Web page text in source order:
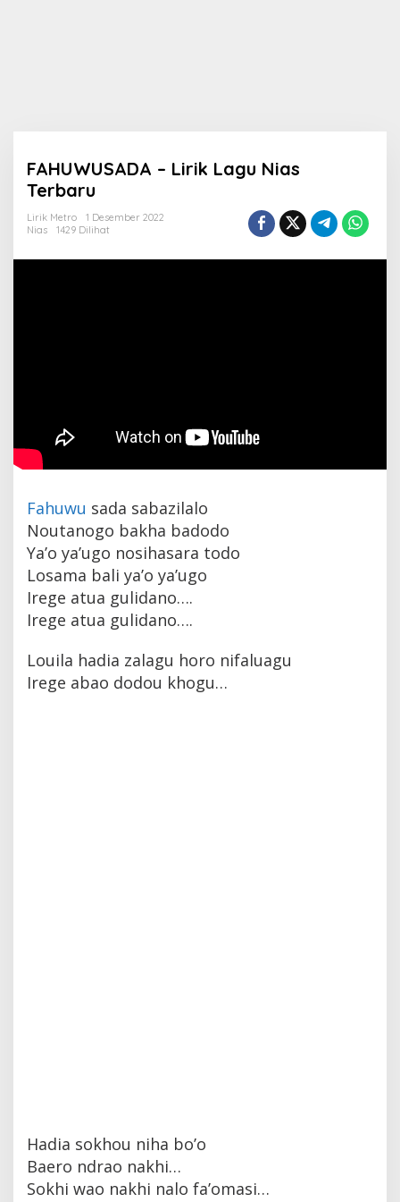
FAHUWUSADA – Lirik Lagu Nias
Terbaru
Lirik Metro
1 Desember 2022
Nias
1429 Dilihat
Fahuwu sada sabazilalo
Noutanogo bakha badodo
Ya’o ya’ugo nosihasara todo
Losama bali ya’o ya’ugo
Irege atua gulidano….
Irege atua gulidano….
Louila hadia zalagu horo nifaluagu
Irege abao dodou khogu…
Hadia sokhou niha bo’o
Baero ndrao nakhi…
Sokhi wao nakhi nalo fa’omasi…